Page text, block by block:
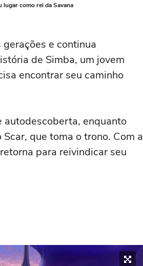
lugar como rei da Savana
e continua
de Simba, um jovem
encontrar seu caminho
autodescoberta, enquanto
que toma o trono. Com a
para reivindicar seu